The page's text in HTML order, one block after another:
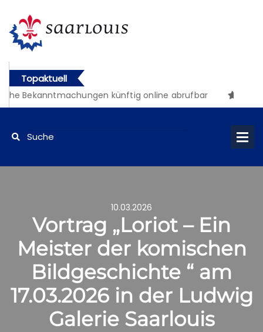
Topaktuell
Bekanntmachungen künftig online abrufbar
10.03.2026
Vortrag „Loriot – Ein
Meister der komischen
Bildgeschichte “ am
17.03.2026 in der Ludwig
Galerie Saarlouis